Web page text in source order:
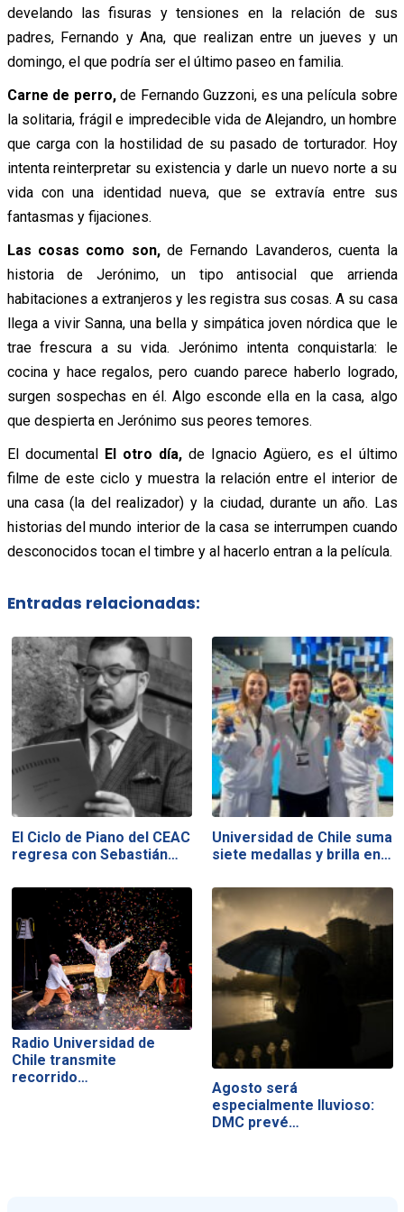
develando las fisuras y tensiones en la relación de sus
padres, Fernando y Ana, que realizan entre un jueves y un
domingo, el que podría ser el último paseo en familia.
Carne de perro,de Fernando Guzzoni, es una película sobre
la solitaria, frágil e impredecible vida de Alejandro, un hombre
que carga con la hostilidad de su pasado de torturador. Hoy
intenta reinterpretar su existencia y darle un nuevo norte a su
vida con una identidad nueva, que se extravía entre sus
fantasmas y fijaciones.
Las cosas como son, de Fernando Lavanderos, cuenta la
historia de Jerónimo, un tipo antisocial que arrienda
habitaciones a extranjeros y les registra sus cosas. A su casa
llega a vivir Sanna, una bella y simpática joven nórdica que le
trae frescura a su vida. Jerónimo intenta conquistarla: le
cocina y hace regalos, pero cuando parece haberlo logrado,
surgen sospechas en él. Algo esconde ella en la casa, algo
que despierta en Jerónimo sus peores temores.
El documentalEl otro día,de Ignacio Agüero, es el último
filme de este ciclo y muestra la relación entre el interior de
una casa (la del realizador) y la ciudad, durante un año. Las
historias del mundo interior de la casa se interrumpen cuando
desconocidos tocan el timbre y al hacerlo entran a la película.
Entradas relacionadas:
El Ciclo de Piano del CEAC
regresa con Sebastián…
Universidad de Chile suma
siete medallas y brilla en…
Radio Universidad de
Chile transmite
recorrido…
Agosto será
especialmente lluvioso:
DMC prevé…